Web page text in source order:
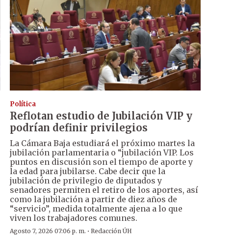
Política
Reflotan estudio de Jubilación VIP y
podrían definir privilegios
La Cámara Baja estudiará el próximo martes la
jubilación parlamentaria o “jubilación VIP. Los
puntos en discusión son el tiempo de aporte y
la edad para jubilarse. Cabe decir que la
jubilación de privilegio de diputados y
senadores permiten el retiro de los aportes, así
como la jubilación a partir de diez años de
“servicio”, medida totalmente ajena a lo que
viven los trabajadores comunes.
Agosto 7, 2026 07:06 p. m. · Redacción ÚH